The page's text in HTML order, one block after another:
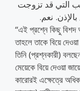
التي قد تزوجت
نعم.
“এই প্রশ্নে কিছু বিশদ
তাহলে তাকে বিয়ে
তিনি (প্রশ্নকারী)
মেয়েকে বিয়ে দেওয়া
কারোরই এক্ষেত্রে